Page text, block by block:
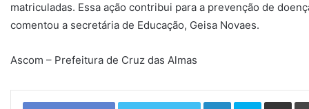
matriculadas. Essa ação contribui para a prevenção de
comentou a secretária de Educação, Geisa Novaes.
Ascom – Prefeitura de Cruz das Almas
Linkedin Skype